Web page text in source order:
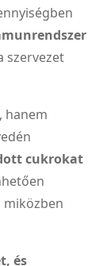
szervezet
hanem
cukrokat
miközben
és